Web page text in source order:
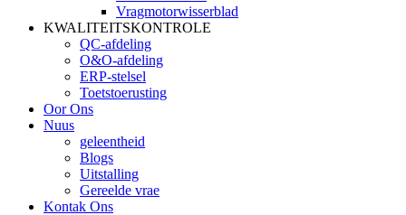
Vragmotorwisserblad
KWALITEITSKONTROLE
QC-afdeling
O&O-afdeling
ERP-stelsel
Toetstoerusting
Oor Ons
Nuus
geleentheid
Blogs
Uitstalling
Gereelde vrae
Kontak Ons